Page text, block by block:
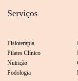
Serviços
Fisioterapia
Pilates Clínico
Nutrição
Podologia